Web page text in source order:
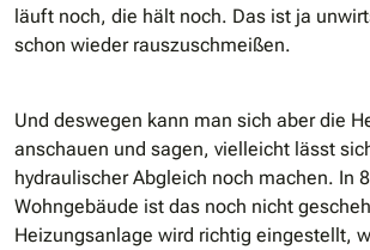
läuft noch, die hält noch. Das ist ja
schon wieder rauszuschmeißen.
Und deswegen kann man sich aber die
anschauen und sagen, vielleicht lässt
hydraulischer Abgleich noch machen. In
Wohngebäude ist das noch nicht
Heizungsanlage wird richtig eingestellt,